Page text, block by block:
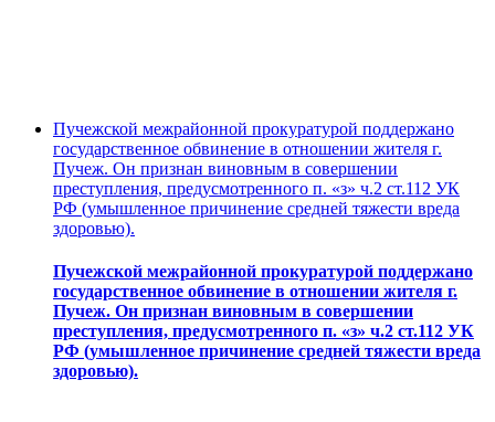
Пучежской межрайонной прокуратурой поддержано
государственное обвинение в отношении жителя г.
Пучеж. Он признан виновным в совершении
преступления, предусмотренного п. «з» ч.2 ст.112 УК
РФ (умышленное причинение средней тяжести вреда
здоровью).
Пучежской межрайонной прокуратурой поддержано
государственное обвинение в отношении жителя г.
Пучеж. Он признан виновным в совершении
преступления, предусмотренного п. «з» ч.2 ст.112 УК
РФ (умышленное причинение средней тяжести вреда
здоровью).